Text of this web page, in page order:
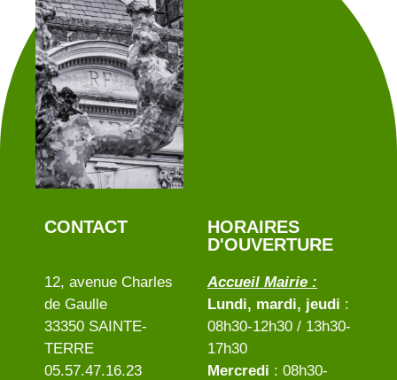
CONTACT
HORAIRES
D'OUVERTURE
12, avenue Charles
de Gaulle
33350 SAINTE-
TERRE
05.57.47.16.23
Accueil Mairie :
Lundi, mardi, jeudi :
08h30-12h30 / 13h30-
17h30
Mercredi : 08h30-